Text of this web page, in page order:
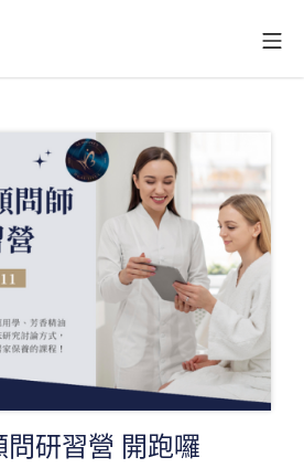
研習營 開跑囉